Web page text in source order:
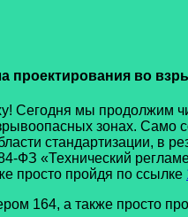
проектирования во
мы продолжим
зонах. Само
стандартизации, в
ФЗ «Технический
просто пройдя по ссылке
164, а также просто